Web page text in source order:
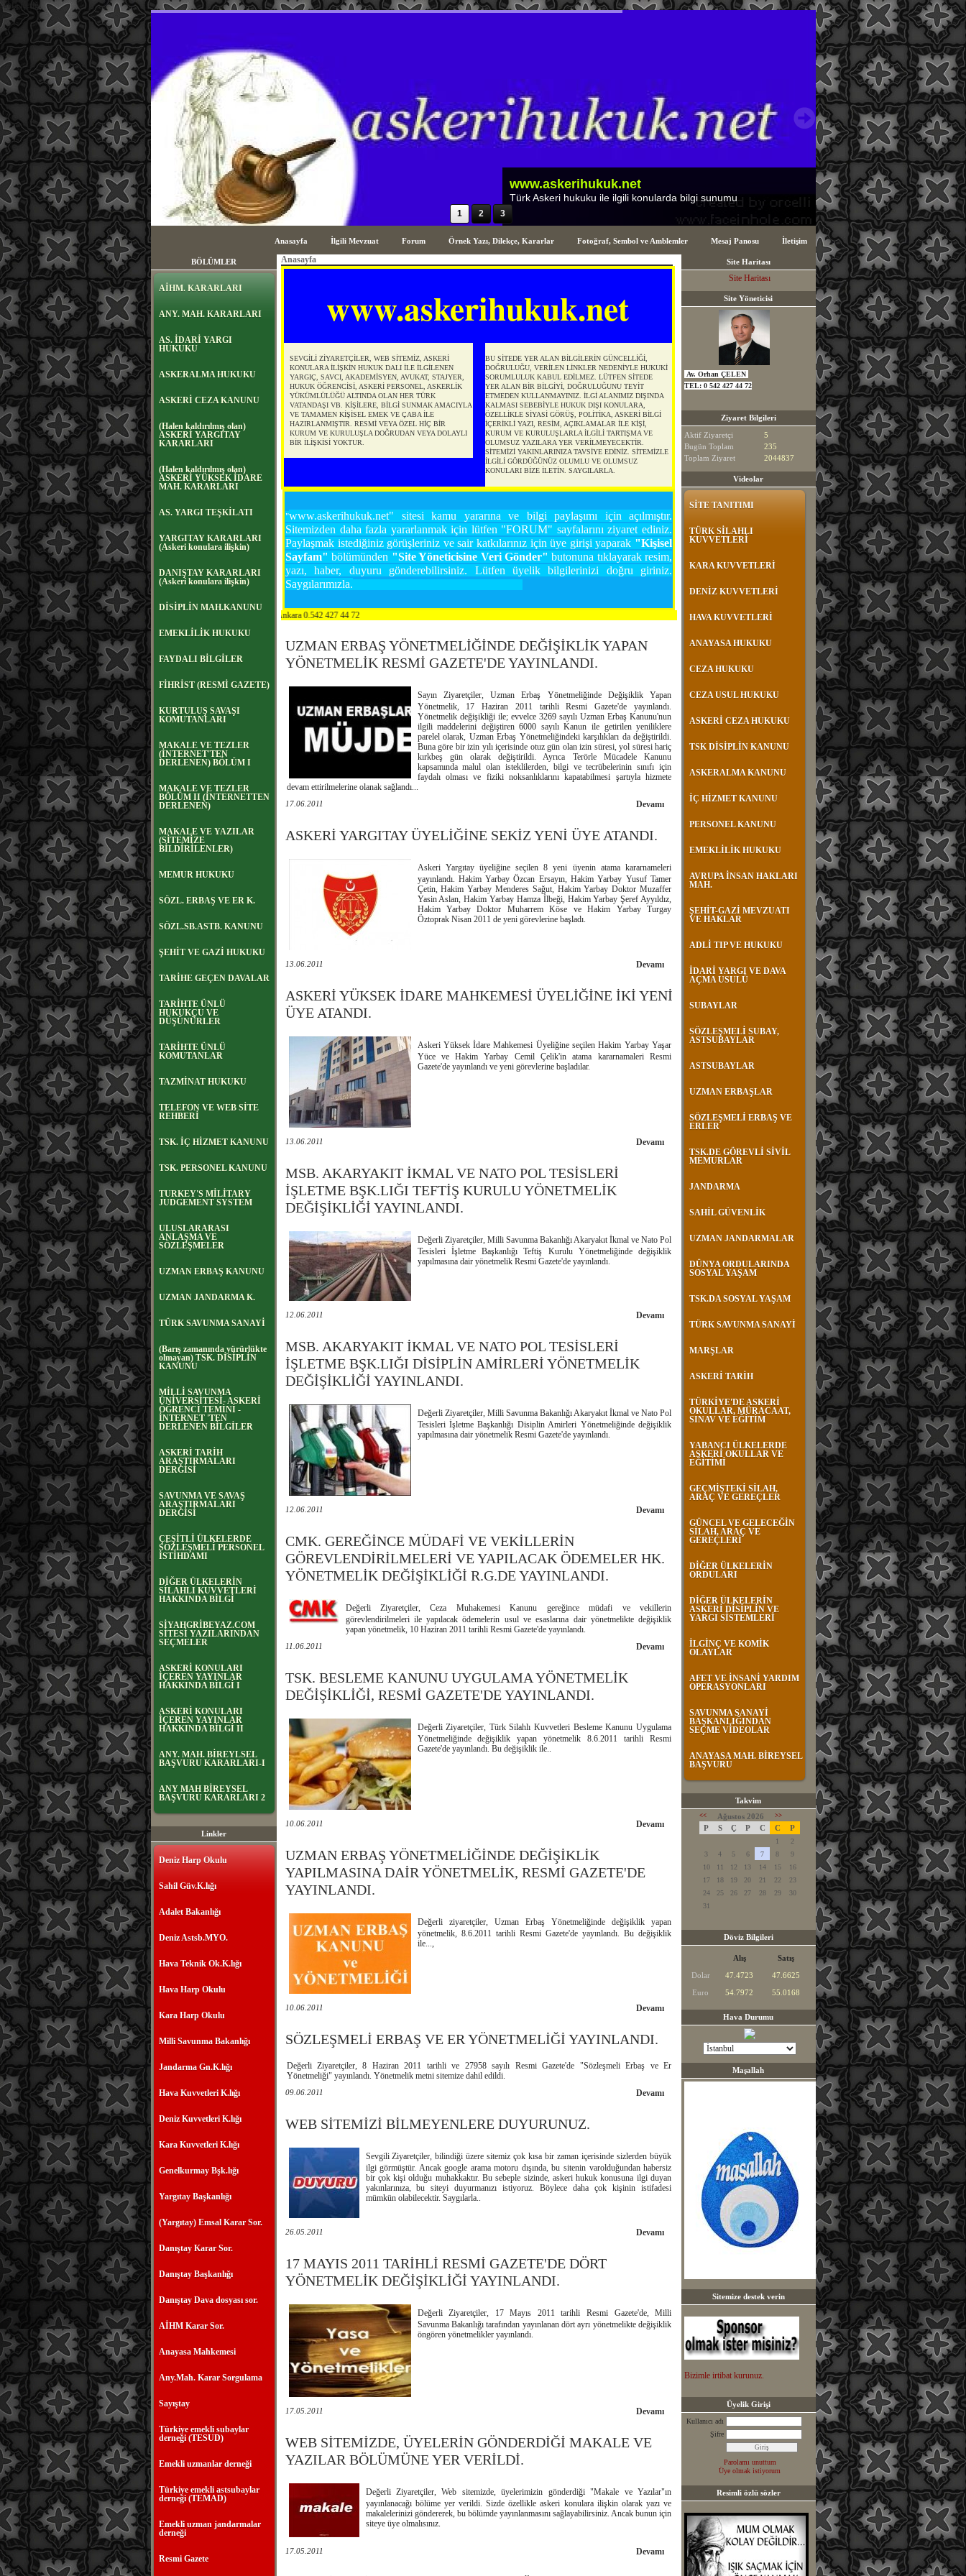
sayfa içeriği
1 2 3
Anasayfa İlgili Mevzuat Forum Örnek Yazı, Dilekçe, Kararlar Fotoğraf, Sembol ve Amblemler Mesaj Panosu İletişim
BÖLÜMLER
AİHM. KARARLARI
ANY. MAH. KARARLARI
AS. İDARİ YARGI
HUKUKU
ASKERALMA HUKUKU
ASKERİ CEZA KANUNU
(Halen kaldırılmış olan)
ASKERİ YARGITAY
KARARLARI
(Halen kaldırılmış olan)
ASKERİ YÜKSEK İDARE
MAH. KARARLARI
AS. YARGI TEŞKİLATI
YARGITAY KARARLARI
(Askeri konulara ilişkin)
DANIŞTAY KARARLARI
(Askeri konulara ilişkin)
DİSİPLİN MAH.KANUNU
EMEKLİLİK HUKUKU
FAYDALI BİLGİLER
FİHRİST (RESMİ GAZETE)
KURTULUŞ SAVAŞI
KOMUTANLARI
MAKALE VE TEZLER
(İNTERNET'TEN
DERLENEN) BÖLÜM I
MAKALE VE TEZLER
BÖLÜM II (İNTERNETTEN
DERLENEN)
MAKALE VE YAZILAR
(SİTEMİZE
BİLDİRİLENLER)
MEMUR HUKUKU
SÖZL. ERBAŞ VE ER K.
SÖZL.SB.ASTB. KANUNU
ŞEHİT VE GAZİ HUKUKU
TARİHE GEÇEN DAVALAR
TARİHTE ÜNLÜ
HUKUKÇU VE
DÜŞÜNÜRLER
TARİHTE ÜNLÜ
KOMUTANLAR
TAZMİNAT HUKUKU
TELEFON VE WEB SİTE
REHBERİ
TSK. İÇ HİZMET KANUNU
TSK. PERSONEL KANUNU
TURKEY'S MİLİTARY
JUDGEMENT SYSTEM
ULUSLARARASI
ANLAŞMA VE
SÖZLEŞMELER
UZMAN ERBAŞ KANUNU
UZMAN JANDARMA K.
TÜRK SAVUNMA SANAYİ
(Barış zamanında yürürlükte
olmayan) TSK. DİSİPLİN
KANUNU
MİLLİ SAVUNMA
ÜNİVERSİTESİ- ASKERİ
ÖĞRENCİ TEMİNİ -
İNTERNET 'TEN
DERLENEN BİLGİLER
ASKERİ TARİH
ARAŞTIRMALARI
DERGİSİ
SAVUNMA VE SAVAŞ
ARAŞTIRMALARI
DERGİSİ
ÇEŞİTLİ ÜLKELERDE
SÖZLEŞMELİ PERSONEL
İSTİHDAMI
DİĞER ÜLKELERİN
SİLAHLI KUVVETLERİ
HAKKINDA BİLGİ
SİYAHGRİBEYAZ.COM
SİTESİ YAZILARINDAN
SEÇMELER
ASKERİ KONULARI
İÇEREN YAYINLAR
HAKKINDA BİLGİ I
ASKERİ KONULARI
İÇEREN YAYINLAR
HAKKINDA BİLGİ II
ANY. MAH. BİREYLSEL
BAŞVURU KARARLARI-I
ANY MAH BİREYSEL
BAŞVURU KARARLARI 2
Linkler
Deniz Harp Okulu
Sahil Güv.K.lığı
Adalet Bakanlığı
Deniz Astsb.MYO.
Hava Teknik Ok.K.lığı
Hava Harp Okulu
Kara Harp Okulu
Milli Savunma Bakanlığı
Jandarma Gn.K.lığı
Hava Kuvvetleri K.lığı
Deniz Kuvvetleri K.lığı
Kara Kuvvetleri K.lığı
Genelkurmay Bşk.lığı
Yargıtay Başkanlığı
(Yargıtay) Emsal Karar Sor.
Danıştay Karar Sor.
Danıştay Başkanlığı
Danıştay Dava dosyası sor.
AİHM Karar Sor.
Anayasa Mahkemesi
Any.Mah. Karar Sorgulama
Sayıştay
Türkiye emekli subaylar
derneği (TESUD)
Emekli uzmanlar derneği
Türkiye emekli astsubaylar
derneği (TEMAD)
Emekli uzman jandarmalar
derneği
Resmi Gazete
Anasayfa
www.askerihukuk.net
BU SİTEDE YER ALAN BİLGİLERİN GÜNCELLİĞİ,
DOĞRULUĞU, VERİLEN LİNKLER NEDENİYLE HUKUKİ
SORUMLULUK KABUL EDİLMEZ. LÜTFEN SİTEDE
YER ALAN BİR BİLGİYİ, DOĞRULUĞUNU TEYİT
ETMEDEN KULLANMAYINIZ. İLGİ ALANIMIZ DIŞINDA
KALMASI SEBEBİYLE HUKUK DIŞI KONULARA,
ÖZELLİKLE SİYASİ GÖRÜŞ, POLİTİKA, ASKERİ BİLGİ
İÇERİKLİ YAZI, RESİM, AÇIKLAMALAR İLE KİŞİ,
KURUM VE KURULUŞLARLA İLGİLİ TARTIŞMA VE
OLUMSUZ YAZILARA YER VERİLMEYECEKTİR.
SİTEMİZİ YAKINLARINIZA TAVSİYE EDİNİZ. SİTEMİZLE
İLGİLİ GÖRDÜĞÜNÜZ OLUMLU VE OLUMSUZ
KONULARI BİZE İLETİN. SAYGILARLA.
SEVGİLİ ZİYARETÇİLER, WEB SİTEMİZ, ASKERİ
KONULARA İLİŞKİN HUKUK DALI İLE İLGİLENEN
YARGIÇ, SAVCI, AKADEMİSYEN, AVUKAT, STAJYER,
HUKUK ÖĞRENCİSİ, ASKERİ PERSONEL, ASKERLİK
YÜKÜMLÜLÜĞÜ ALTINDA OLAN HER TÜRK
VATANDAŞI VB. KİŞİLERE, BİLGİ SUNMAK AMACIYLA
VE TAMAMEN KİŞİSEL EMEK VE ÇABA İLE
HAZIRLANMIŞTIR. RESMİ VEYA ÖZEL HİÇ BİR
KURUM VE KURULUŞLA DOĞRUDAN VEYA DOLAYLI
BİR İLİŞKİSİ YOKTUR.
"www.askerihukuk.net" sitesi kamu yararına ve bilgi paylaşımı için açılmıştır.
Sitemizden daha fazla yararlanmak için lütfen "FORUM" sayfalarını ziyaret ediniz.
Paylaşmak istediğiniz görüşleriniz ve sair katkılarınız için üye girişi yaparak "Kişisel
Sayfam" bölümünden "Site Yöneticisine Veri Gönder" butonuna tıklayarak resim,
yazı, haber, duyuru gönderebilirsiniz. Lütfen üyelik bilgilerinizi doğru giriniz.
Saygılarımızla.
WWW.ASKERIHUKUK.NET Admin: Av. Orhan Celen Ankara 0.542 427 44 72
UZMAN ERBAŞ YÖNETMELİĞİNDE DEĞİŞİKLİK YAPAN
YÖNETMELİK RESMİ GAZETE'DE YAYINLANDI.
Sayın Ziyaretçiler, Uzman Erbaş Yönetmeliğinde Değişiklik Yapan
Yönetmelik, 17 Haziran 2011 tarihli Resmi Gazete'de yayınlandı.
Yönetmelik değişikliği ile; evvelce 3269 sayılı Uzman Erbaş Kanunu'nun
ilgili maddelerini değiştiren 6000 sayılı Kanun ile getirilen yeniliklere
parelel olarak, Uzman Erbaş Yönetmeliğindeki karşılıkları da değiştirildi.
Buna göre bir izin yılı içerisinde otuz gün olan izin süresi, yol süresi hariç
kırkbeş gün olarak değiştirildi. Ayrıca Terörle Mücadele Kanunu
kapsamında malul olan isteklilerden, bilgi ve tecrübelerinin sınıfı için
faydalı olması ve fiziki noksanlıklarını kapatabilmesi şartıyla hizmete
devam ettirilmelerine olanak sağlandı...
17.06.2011 Devamı
ASKERİ YARGITAY ÜYELİĞİNE SEKİZ YENİ ÜYE ATANDI.
Askeri Yargıtay üyeliğine seçilen 8 yeni üyenin atama kararnameleri
yayınlandı. Hakim Yarbay Özcan Ersayın, Hakim Yarbay Yusuf Tamer
Çetin, Hakim Yarbay Menderes Sağut, Hakim Yarbay Doktor Muzaffer
Yasin Aslan, Hakim Yarbay Hamza İlbeği, Hakim Yarbay Şeref Ayyıldız,
Hakim Yarbay Doktor Muharrem Köse ve Hakim Yarbay Turgay
Öztoprak Nisan 2011 de yeni görevlerine başladı.
13.06.2011 Devamı
ASKERİ YÜKSEK İDARE MAHKEMESİ ÜYELİĞİNE İKİ YENİ
ÜYE ATANDI.
Askeri Yüksek İdare Mahkemesi Üyeliğine seçilen Hakim Yarbay Yaşar
Yüce ve Hakim Yarbay Cemil Çelik'in atama kararnamaleri Resmi
Gazete'de yayınlandı ve yeni görevlerine başladılar.
13.06.2011 Devamı
MSB. AKARYAKIT İKMAL VE NATO POL TESİSLERİ
İŞLETME BŞK.LIĞI TEFTİŞ KURULU YÖNETMELİK
DEĞİŞİKLİĞİ YAYINLANDI.
Değerli Ziyaretçiler, Milli Savunma Bakanlığı Akaryakıt İkmal ve Nato Pol
Tesisleri İşletme Başkanlığı Teftiş Kurulu Yönetmeliğinde değişiklik
yapılmasına dair yönetmelik Resmi Gazete'de yayınlandı.
12.06.2011 Devamı
MSB. AKARYAKIT İKMAL VE NATO POL TESİSLERİ
İŞLETME BŞK.LIĞI DİSİPLİN AMİRLERİ YÖNETMELİK
DEĞİŞİKLİĞİ YAYINLANDI.
Değerli Ziyaretçiler, Milli Savunma Bakanlığı Akaryakıt İkmal ve Nato Pol
Tesisleri İşletme Başkanlığı Disiplin Amirleri Yönetmeliğinde değişiklik
yapılmasına dair yönetmelik Resmi Gazete'de yayınlandı.
12.06.2011 Devamı
CMK. GEREĞİNCE MÜDAFİ VE VEKİLLERİN
GÖREVLENDİRİLMELERİ VE YAPILACAK ÖDEMELER HK.
YÖNETMELİK DEĞİŞİKLİĞİ R.G.DE YAYINLANDI.
Değerli Ziyaretçiler, Ceza Muhakemesi Kanunu gereğince müdafi ve vekillerin
görevlendirilmeleri ile yapılacak ödemelerin usul ve esaslarına dair yönetmelikte değişiklik
yapan yönetmelik, 10 Haziran 2011 tarihli Resmi Gazete'de yayınlandı.
11.06.2011 Devamı
TSK. BESLEME KANUNU UYGULAMA YÖNETMELİK
DEĞİŞİKLİĞİ, RESMİ GAZETE'DE YAYINLANDI.
Değerli Ziyaretçiler, Türk Silahlı Kuvvetleri Besleme Kanunu Uygulama
Yönetmeliğinde değişiklik yapan yönetmelik 8.6.2011 tarihli Resmi
Gazete'de yayınlandı. Bu değişiklik ile..
10.06.2011 Devamı
UZMAN ERBAŞ YÖNETMELİĞİNDE DEĞİŞİKLİK
YAPILMASINA DAİR YÖNETMELİK, RESMİ GAZETE'DE
YAYINLANDI.
Değerli ziyaretçiler, Uzman Erbaş Yönetmeliğinde değişiklik yapan
yönetmelik, 8.6.2011 tarihli Resmi Gazete'de yayınlandı. Bu değişiklik
ile...,
10.06.2011 Devamı
SÖZLEŞMELİ ERBAŞ VE ER YÖNETMELİĞİ YAYINLANDI.
Değerli Ziyaretçiler, 8 Haziran 2011 tarihli ve 27958 sayılı Resmi Gazete'de "Sözleşmeli Erbaş ve Er
Yönetmeliği" yayınlandı. Yönetmelik metni sitemize dahil edildi.
09.06.2011 Devamı
WEB SİTEMİZİ BİLMEYENLERE DUYURUNUZ.
Sevgili Ziyaretçiler, bilindiği üzere sitemiz çok kısa bir zaman içerisinde sizlerden büyük
ilgi görmüştür. Ancak google arama motoru dışında, bu sitenin varolduğundan habersiz
bir çok kişi olduğu muhakkaktır. Bu sebeple sizinde, askeri hukuk konusuna ilgi duyan
yakınlarınıza, bu siteyi duyurmanızı istiyoruz. Böylece daha çok kişinin istifadesi
mümkün olabilecektir. Saygılarla..
26.05.2011 Devamı
17 MAYIS 2011 TARİHLİ RESMİ GAZETE'DE DÖRT
YÖNETMELİK DEĞİŞİKLİĞİ YAYINLANDI.
Değerli Ziyaretçiler, 17 Mayıs 2011 tarihli Resmi Gazete'de, Milli
Savunma Bakanlığı tarafından yayınlanan dört ayrı yönetmelikte değişiklik
öngören yönetmelikler yayınlandı.
17.05.2011 Devamı
WEB SİTEMİZDE, ÜYELERİN GÖNDERDİĞİ MAKALE VE
YAZILAR BÖLÜMÜNE YER VERİLDİ.
Değerli Ziyaretçiler, Web sitemizde, üyelerimizin gönderdiği "Makale ve Yazılar"ın
yayınlanacağı bölüme yer verildi. Sizde özellikle askeri konulara ilişkin olarak yazı ve
makalelerinizi göndererek, bu bölümde yayınlanmasını sağlayabilirsiniz. Ancak bunun için
siteye üye olmalısınız.
17.05.2011 Devamı
Site Haritası
Site Haritası
Site Yöneticisi
Av. Orhan ÇELEN
TEL: 0 542 427 44 72
Ziyaret Bilgileri
Aktif Ziyaretçi
5
Bugün Toplam
235
Toplam Ziyaret
2044837
Videolar
SİTE TANITIMI
TÜRK SİLAHLI
KUVVETLERİ
KARA KUVVETLERİ
DENİZ KUVVETLERİ
HAVA KUVVETLERİ
ANAYASA HUKUKU
CEZA HUKUKU
CEZA USUL HUKUKU
ASKERİ CEZA HUKUKU
TSK DİSİPLİN KANUNU
ASKERALMA KANUNU
İÇ HİZMET KANUNU
PERSONEL KANUNU
EMEKLİLİK HUKUKU
AVRUPA İNSAN HAKLARI
MAH.
ŞEHİT-GAZİ MEVZUATI
VE HAKLAR
ADLİ TIP VE HUKUKU
İDARİ YARGI VE DAVA
AÇMA USULÜ
SUBAYLAR
SÖZLEŞMELİ SUBAY,
ASTSUBAYLAR
ASTSUBAYLAR
UZMAN ERBAŞLAR
SÖZLEŞMELİ ERBAŞ VE
ERLER
TSK.DE GÖREVLİ SİVİL
MEMURLAR
JANDARMA
SAHİL GÜVENLİK
UZMAN JANDARMALAR
DÜNYA ORDULARINDA
SOSYAL YAŞAM
TSK.DA SOSYAL YAŞAM
TÜRK SAVUNMA SANAYİ
MARŞLAR
ASKERİ TARİH
TÜRKİYE'DE ASKERİ
OKULLAR, MÜRACAAT,
SINAV VE EĞİTİM
YABANCI ÜLKELERDE
ASKERİ OKULLAR VE
EĞİTİMİ
GEÇMİŞTEKİ SİLAH,
ARAÇ VE GEREÇLER
GÜNCEL VE GELECEĞİN
SİLAH, ARAÇ VE
GEREÇLERİ
DİĞER ÜLKELERİN
ORDULARI
DİĞER ÜLKELERİN
ASKERİ DİSİPLİN VE
YARGI SİSTEMLERİ
İLGİNÇ VE KOMİK
OLAYLAR
AFET VE İNSANİ YARDIM
OPERASYONLARI
SAVUNMA SANAYİ
BAŞKANLIĞINDAN
SEÇME VİDEOLAR
ANAYASA MAH. BİREYSEL
BAŞVURU
Takvim
<< Ağustos 2026 >>
P S Ç P C C P
1
2
3
4 5 6 7 8
9
10
11 12 13 14 15
16
17
18 19 20 21 22
23
24
25 26 27 28 29
30
31
Döviz Bilgileri
Alış
Satış
Dolar
47.4723
47.6625
Euro
54.7972 55.0168
Hava Durumu
Maşallah
Sitemize destek verin
Bizimle irtibat kurunuz.
Üyelik Girişi
Kullanıcı adı
Şifre
Parolamı unuttum
Üye olmak istiyorum
Resimli özlü sözler